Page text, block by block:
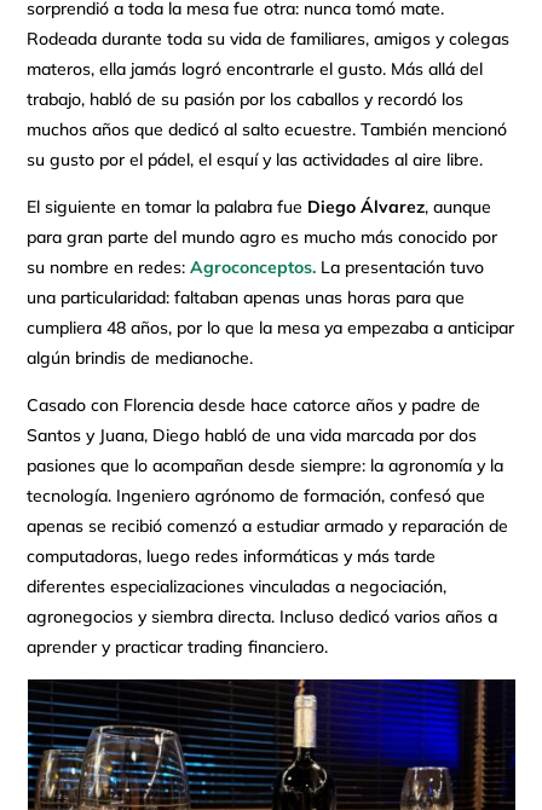
sorprendió a toda la mesa fue otra: nunca tomó mate.
Rodeada durante toda su vida de familiares, amigos y colegas
materos, ella jamás logró encontrarle el gusto. Más allá del
trabajo, habló de su pasión por los caballos y recordó los
muchos años que dedicó al salto ecuestre. También mencionó
su gusto por el pádel, el esquí y las actividades al aire libre.
El siguiente en tomar la palabra fue Diego Álvarez, aunque
para gran parte del mundo agro es mucho más conocido por
su nombre en redes: Agroconceptos. La presentación tuvo
una particularidad: faltaban apenas unas horas para que
cumpliera 48 años, por lo que la mesa ya empezaba a anticipar
algún brindis de medianoche.
Casado con Florencia desde hace catorce años y padre de
Santos y Juana, Diego habló de una vida marcada por dos
pasiones que lo acompañan desde siempre: la agronomía y la
tecnología. Ingeniero agrónomo de formación, confesó que
apenas se recibió comenzó a estudiar armado y reparación de
computadoras, luego redes informáticas y más tarde
diferentes especializaciones vinculadas a negociación,
agronegocios y siembra directa. Incluso dedicó varios años a
aprender y practicar trading financiero.